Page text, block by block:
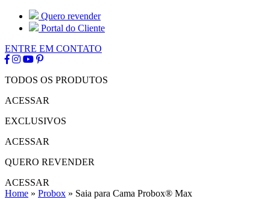
Quero revender
Portal do Cliente
ENTRE EM CONTATO
TODOS OS PRODUTOS
ACESSAR
EXCLUSIVOS
ACESSAR
QUERO REVENDER
ACESSAR
Home » Probox » Saia para Cama Probox® Max